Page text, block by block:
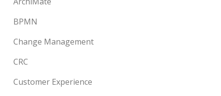
BPMN
Change Management
CRC
Customer Experience